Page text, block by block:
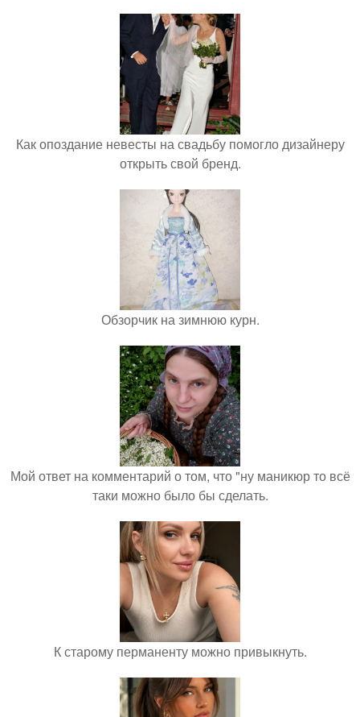
Как опоздание невесты на свадьбу помогло дизайнеру
открыть свой бренд.
Обзорчик на зимнюю курн.
Мой ответ на комментарий о том, что "ну маникюр то всё
таки можно было бы сделать.
К старому перманенту можно привыкнуть.